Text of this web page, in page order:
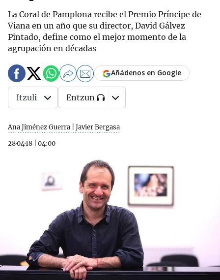
La Coral de Pamplona recibe el Premio Príncipe de
Viana en un año que su director, David Gálvez
Pintado, define como el mejor momento de la
agrupación en décadas
Ana Jiménez Guerra | Javier Bergasa
28·04·18
04:00
Añádenos en Google
Itzuli Entzun